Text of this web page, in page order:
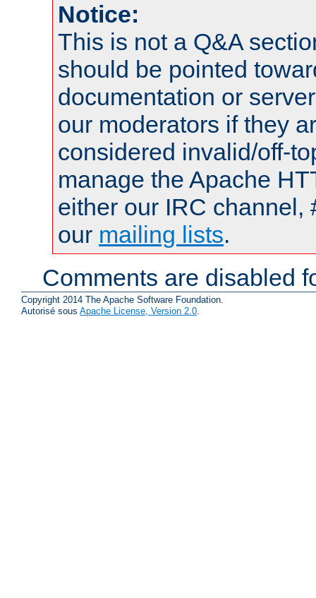
Notice:
This is not a Q&A
should be pointed
documentation or
our moderators if they
considered invalid/off-
manage the Apache
either our IRC channel,
our mailing lists.
Comments are disabled
Copyright 2014 The Apache Software Foundation.
Autorisé sous Apache License, Version 2.0